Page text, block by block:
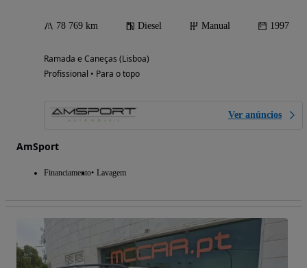
78 769 km Diesel Manual 1997
Ramada e Caneças (Lisboa)
Profissional • Para o topo
Ver anúncios
AmSport
Financiamento Lavagem